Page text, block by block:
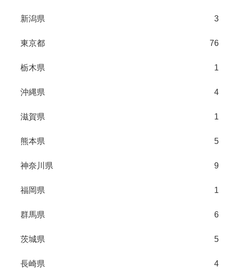
新潟県 3
東京都 76
栃木県 1
沖縄県 4
滋賀県 1
熊本県 5
神奈川県 9
福岡県 1
群馬県 6
茨城県 5
長崎県 4